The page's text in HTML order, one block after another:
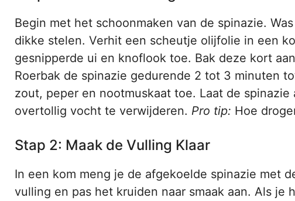
Begin met het schoonmaken van de spinazie.
dikke stelen. Verhit een scheutje olijfolie in een
gesnipperde ui en knoflook toe. Bak deze kort
Roerbak de spinazie gedurende 2 tot 3 minuten
zout, peper en nootmuskaat toe. Laat de
overtollig vocht te verwijderen. Pro tip: Hoe
Stap 2: Maak de Vulling Klaar
In een kom meng je de afgekoelde spinazie met
vulling en pas het kruiden naar smaak aan. Als